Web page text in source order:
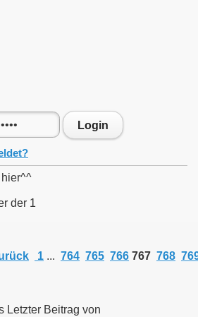
Login
hier^^
der 1
1 ... 764 765 766 767 768
Letzter Beitrag von